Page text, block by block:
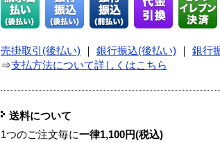
売掛取引(後払い) 銀行振込(後払い) 銀行
⇒支払方法について詳しくはこちら
送料について
1つのご注文毎に一律1,100円(税込)